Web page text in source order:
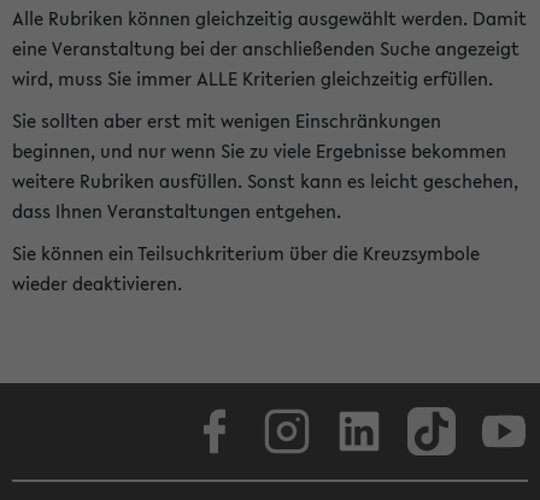
Alle Rubriken können gleichzeitig ausgewählt werden. Damit
eine Veranstaltung bei der anschließenden Suche angezeigt
wird, muss Sie immer ALLE Kriterien gleichzeitig erfüllen.
Sie sollten aber erst mit wenigen Einschränkungen
beginnen, und nur wenn Sie zu viele Ergebnisse bekommen
weitere Rubriken ausfüllen. Sonst kann es leicht geschehen,
dass Ihnen Veranstaltungen entgehen.
Sie können ein Teilsuchkriterium über die Kreuzsymbole
wieder deaktivieren.